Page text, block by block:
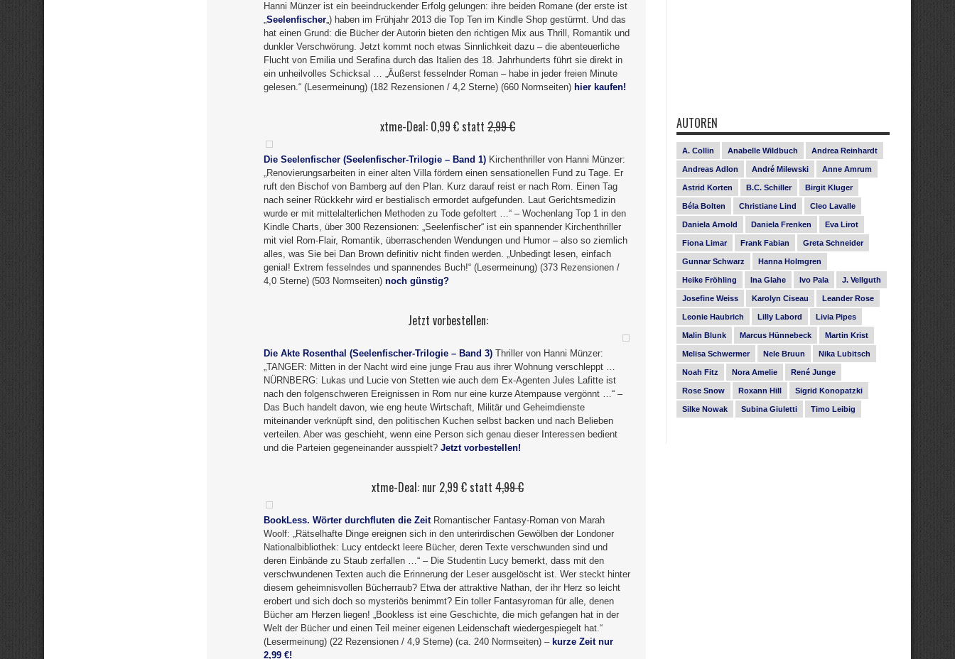
Hanni Münzer ist ein beeindruckender Erfolg gelungen: ihre beiden Romane (der erste ist
„Seelenfischer„) haben im Frühjahr 2013 die Top Ten im Kindle Shop gestürmt. Und das
hat einen Grund: die Bücher der Autorin bieten den richtigen Mix aus Thrill, Romantik und
dunkler Verschwörung. Jetzt kommt noch etwas Sinnlichkeit dazu – die abenteuerliche
Flucht von Emilia und Serafina durch das Italien des 18. Jahrhunderts führt sie direkt in
ein unheilvolles Schicksal … „Äußerst fesselnder Roman – habe in jeder freien Minute
gelesen.“ (Lesermeinung) (182 Rezensionen / 4,2 Sterne) (660 Normseiten) hier kaufen!
xtme-Deal: 0,99 € statt 2,99 €
Die Seelenfischer (Seelenfischer-Trilogie – Band 1) Kirchenthriller von Hanni Münzer:
„Renovierungsarbeiten in einer alten Villa fördern einen sensationellen Fund zu Tage. Er
ruft den Bischof von Bamberg auf den Plan. Kurz darauf reist er nach Rom. Einen Tag
nach seiner Rückkehr wird er bestialisch ermordet aufgefunden. Laut Gerichtsmedizin
wurde er mit mittelalterlichen Methoden zu Tode gefoltert …“ – Wochenlang Top 1 in den
Kindle Charts, über 300 Rezensionen: „Seelenfischer“ ist ein spannender Kirchenthriller
mit viel Rom-Flair, Romantik, überraschenden Wendungen und Humor – also so ziemlich
alles, was Sie bei Dan Brown definitiv nicht finden werden. „Unbedingt lesen, einfach
genial! Extrem fesselndes und spannendes Buch!“ (Lesermeinung) (373 Rezensionen /
4,0 Sterne) (503 Normseiten) noch günstig?
Jetzt vorbestellen:
Die Akte Rosenthal (Seelenfischer-Trilogie – Band 3) Thriller von Hanni Münzer:
„TANGER: Mitten in der Nacht wird eine junge Frau aus ihrer Wohnung verschleppt …
NÜRNBERG: Lukas und Lucie von Stetten wie auch dem Ex-Agenten Jules Lafitte ist
nach den folgenschweren Ereignissen in Rom nur eine kurze Atempause vergönnt …“ –
Das Buch handelt davon, wie eng heute Wirtschaft, Militär und Geheimdienste
miteinander verknüpft sind, den politischen Kuchen selbst backen und nach Belieben
verteilen. Aber was geschieht, wenn eine Person sich genau dieser Interessen bedient
und die Parteien gegeneinander ausspielt? Jetzt vorbestellen!
xtme-Deal: nur 2,99 € statt 4,99 €
BookLess. Wörter durchfluten die ZeitRomantischer Fantasy-Roman von Marah
Woolf: „Rätselhafte Dinge ereignen sich in den unterirdischen Gewölben der Londoner
Nationalbibliothek: Lucy entdeckt leere Bücher, deren Texte verschwunden sind und
deren Einbände zu Staub zerfallen …“ – Die Studentin Lucy bemerkt, dass mit den
verschwundenen Texten auch die Erinnerung der Leser ausgelöscht ist. Wer steckt hinter
diesem geheimnisvollen Bücherraub? Etwa der attraktive Nathan, der ihr Herz so leicht
erobert und sich doch so mysteriös benimmt? Ein toller Fantasyroman für alle, denen
Bücher am Herzen liegen! „Bookless ist eine Geschichte, die mich gefangen hat in der
Welt der Bücher und einen Teil meiner eigenen Leidenschaft wiedergespiegelt hat.“
(Lesermeinung) (22 Rezensionen / 4,9 Sterne) (ca. 240 Normseiten) – kurze Zeit nur
2,99 €!
AUTOREN
A. Collin Anabelle Wildbuch Andrea Reinhardt
Andreas Adlon André Milewski Anne Amrum
Astrid Korten B.C. Schiller Birgit Kluger
Béla Bolten Christiane Lind Cleo Lavalle
Daniela Arnold Daniela Frenken Eva Lirot
Fiona Limar Frank Fabian Greta Schneider
Gunnar Schwarz Hanna Holmgren
Heike Fröhling Ina Glahe Ivo Pala J. Vellguth
Josefine Weiss Karolyn Ciseau Leander Rose
Leonie Haubrich Lilly Labord Livia Pipes
Malin Blunk Marcus Hünnebeck Martin Krist
Melisa Schwermer Nele Bruun Nika Lubitsch
Noah Fitz Nora Amelie René Junge
Rose Snow Roxann Hill Sigrid Konopatzki
Silke Nowak Subina Giuletti Timo Leibig